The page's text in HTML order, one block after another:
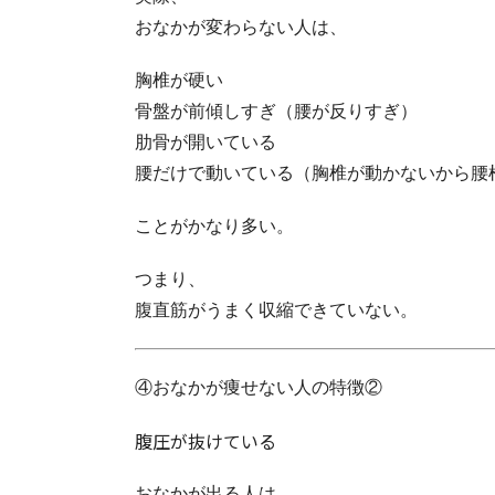
おなかが変わらない人は、
胸椎が硬い
骨盤が前傾しすぎ（腰が反りすぎ）
肋骨が開いている
腰だけで動いている（胸椎が動かないから腰
ことがかなり多い。
つまり、
腹直筋がうまく収縮できていない。
④おなかが痩せない人の特徴②
腹圧が抜けている